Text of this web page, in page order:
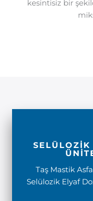
kesintisiz bir
Taş Mastik
Selülozik Elyaf